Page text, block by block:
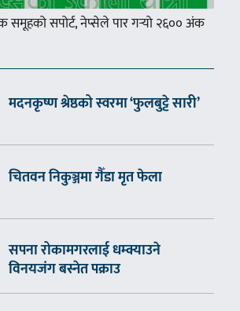
समूहको सपोर्ट, नेप्सेले पार गर्‍यो २६०० अंक
मदनकृष्ण श्रेष्ठको स्वरमा ‘फुलबुट्टे सारी’
चितवन निकुञ्जमा गैँडा मृत फेला
सपना रोकामगरलाई धम्क्याउने
विनयजंग बस्नेत पक्राउ